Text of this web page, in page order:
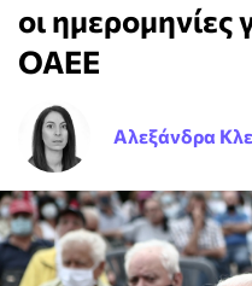
οι
ΟΑΕΕ
Αλεξάνδρα